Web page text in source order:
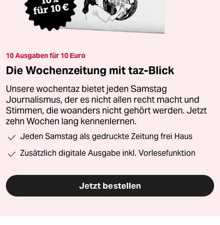
10 Ausgaben für 10 Euro
Die Wochenzeitung mit taz-Blick
Unsere wochentaz bietet jeden Samstag
Journalismus, der es nicht allen recht macht und
Stimmen, die woanders nicht gehört werden. Jetzt
zehn Wochen lang kennenlernen.
Jeden Samstag als gedruckte Zeitung frei Haus
Zusätzlich digitale Ausgabe inkl. Vorlesefunktion
Jetzt bestellen